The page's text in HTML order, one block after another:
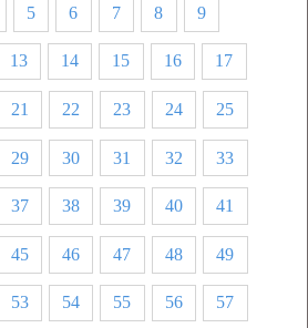
5 6 7 8 9
13 14 15 16 17
21 22 23 24 25
29 30 31 32 33
37 38 39 40 41
45 46 47 48 49
53 54 55 56 57